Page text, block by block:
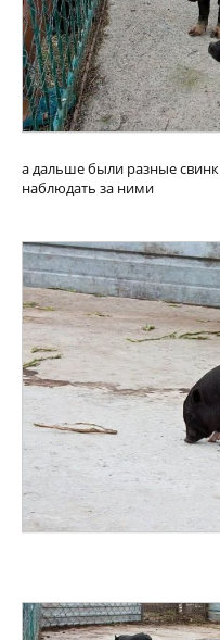
а дальше были разные
наблюдать за ними